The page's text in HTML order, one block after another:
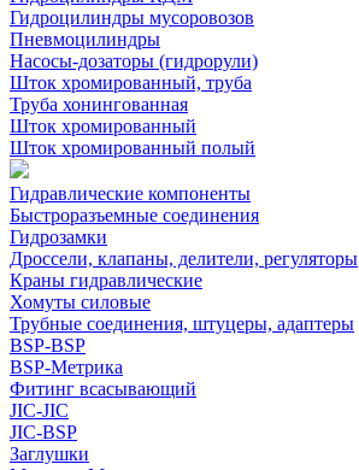
Гидроцилиндры мусоровозов
Пневмоцилиндры
Насосы-дозаторы (гидрорули)
Шток хромированный, труба
Труба хонингованная
Шток хромированный
Шток хромированный полый
Гидравлические компоненты
Быстроразъемные соединения
Гидрозамки
Дроссели, клапаны, делители, регуляторы
Краны гидравлические
Хомуты силовые
Трубные соединения, штуцеры, адаптеры
BSP-BSP
BSP-Метрика
Фитинг всасывающий
JIC-JIC
JIC-BSP
Заглушки